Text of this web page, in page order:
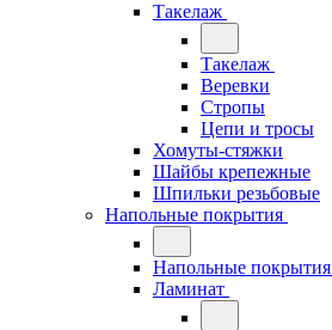
Такелаж
Такелаж
Веревки
Стропы
Цепи и тросы
Хомуты-стяжки
Шайбы крепежные
Шпильки резьбовые
Напольные покрытия
Напольные покрытия
Ламинат